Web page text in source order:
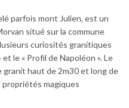
parfois mont Julien, est un
situé sur la commune
curiosités granitiques
le « Profil de Napoléon ». Le
granit haut de 2m30 et long de
magiques